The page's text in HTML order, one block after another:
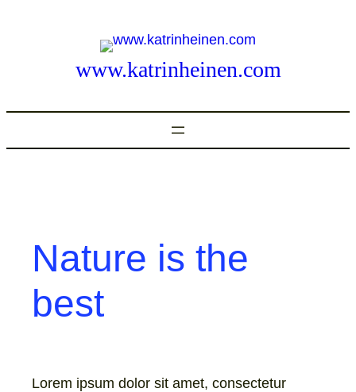
www.katrinheinen.com
Nature is the
best
Lorem ipsum dolor sit amet, consectetur